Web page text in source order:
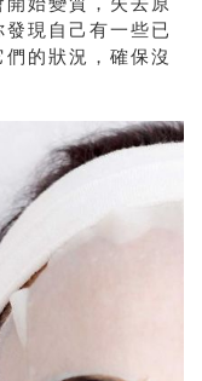
現自己有一些已
的狀況，確保沒